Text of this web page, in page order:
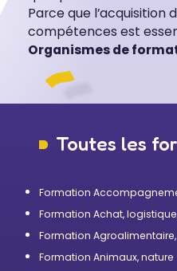
Parce que l’acquisition
compétences est
Organismes de
Toutes les
Formation
Formation Achat,
Formation Agroalimentaire,
Formation Animaux, nature